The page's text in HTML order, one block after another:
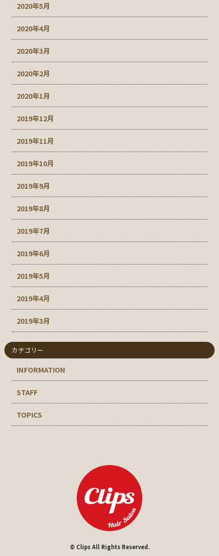
2020年5月
2020年4月
2020年3月
2020年2月
2020年1月
2019年12月
2019年11月
2019年10月
2019年9月
2019年8月
2019年7月
2019年6月
2019年5月
2019年4月
2019年3月
カテゴリー
INFORMATION
STAFF
TOPICS
© Clips All Rights Reserved.